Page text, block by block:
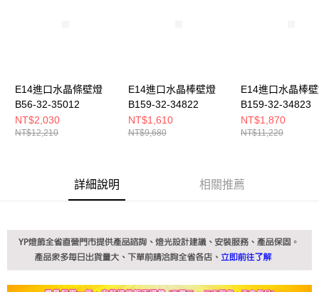
任。
４．使用「AFTEE先享後付」時，將依據個別帳號之用戶狀況，依本公司即
時審查核予不同之上限額度；若仍有額度不足之情形，本公司將視審查結果
請求用戶進行身份認證。
E14進口水晶條壁燈
B56-32-35012
NT$2,030
NT$12,210
E14進口水晶棒壁燈
B159-32-34822
NT$1,610
NT$9,680
E14進口水晶棒
B159-32-34823
NT$1,870
NT$11,220
詳細說明 相關推薦